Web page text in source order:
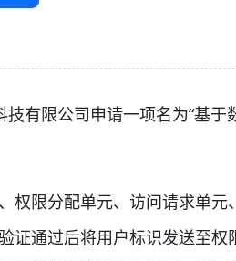
有限公司申请一项名为“基于
限分配单元、访问请求单元
证通过后将用户标识发送至权